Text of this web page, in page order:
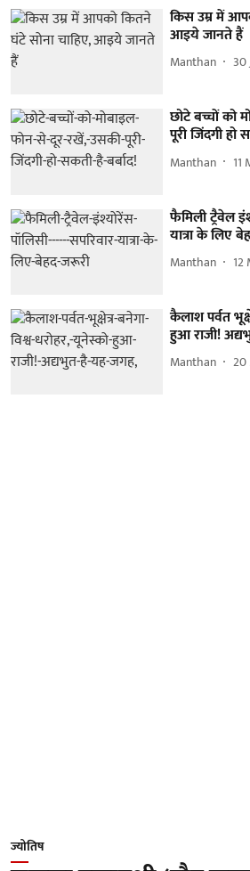
किस उम्र में
आइये जानते हैं
Manthan 30
छोटे बच्चों को
पूरी जिंदगी हो
Manthan 11
फैमिली ट्रैवेल
यात्रा के लिए
Manthan 12
कैलाश पर्वत
हुआ राजी!
Manthan 20
ज्योतिष